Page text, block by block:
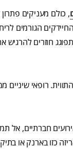
, כולם מעניקים
הגורמים
חוזרים להרגיש
רופאי שיניים
חברתיים, אל
כזו בארנק או